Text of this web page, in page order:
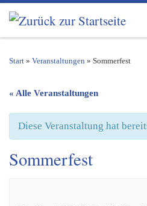
Zum Inhalt springen
Start » Veranstaltungen » Sommerfest
« Alle Veranstaltungen
Diese Veranstaltung hat
Sommerfest